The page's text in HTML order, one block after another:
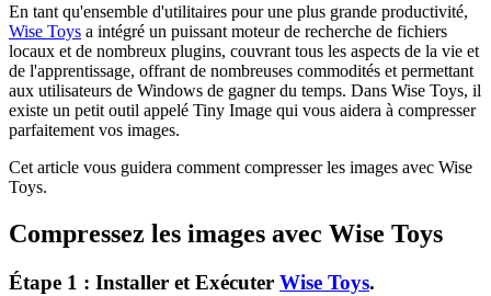
En tant qu'ensemble d'utilitaires pour une plus grande productivité,
Wise Toys a intégré un puissant moteur de recherche de fichiers
locaux et de nombreux plugins, couvrant tous les aspects de la vie et
de l'apprentissage, offrant de nombreuses commodités et permettant
aux utilisateurs de Windows de gagner du temps. Dans Wise Toys, il
existe un petit outil appelé Tiny Image qui vous aidera à compresser
parfaitement vos images.
Cet article vous guidera comment compresser les images avec Wise
Toys.
Compressez les images avec Wise Toys
Étape 1 : Installer et Exécuter Wise Toys.